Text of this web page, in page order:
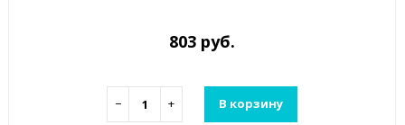
803 руб.
− + В корзину